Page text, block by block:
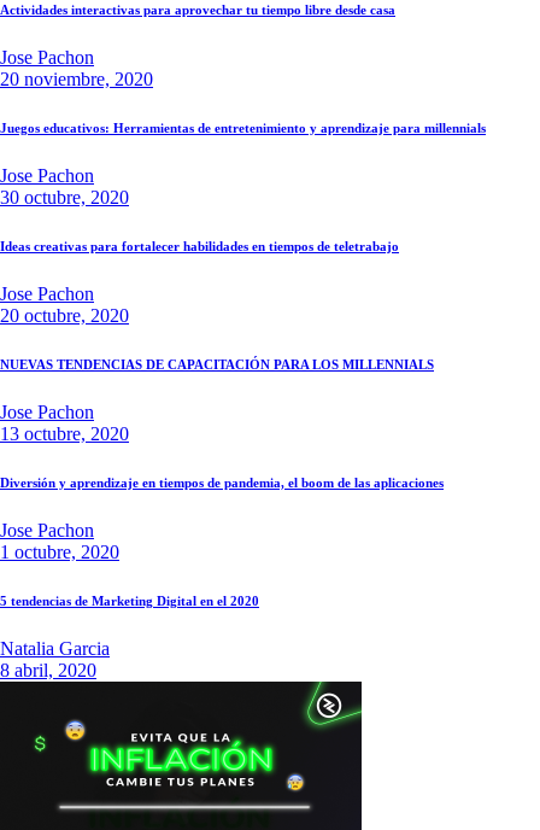
Actividades interactivas para aprovechar tu tiempo libre desde casa
Jose Pachon
20 noviembre, 2020
Juegos educativos: Herramientas de entretenimiento y aprendizaje para millennials
Jose Pachon
30 octubre, 2020
Ideas creativas para fortalecer habilidades en tiempos de teletrabajo
Jose Pachon
20 octubre, 2020
NUEVAS TENDENCIAS DE CAPACITACIÓN PARA LOS MILLENNIALS
Jose Pachon
13 octubre, 2020
Diversión y aprendizaje en tiempos de pandemia, el boom de las aplicaciones
Jose Pachon
1 octubre, 2020
5 tendencias de Marketing Digital en el 2020
Natalia Garcia
8 abril, 2020